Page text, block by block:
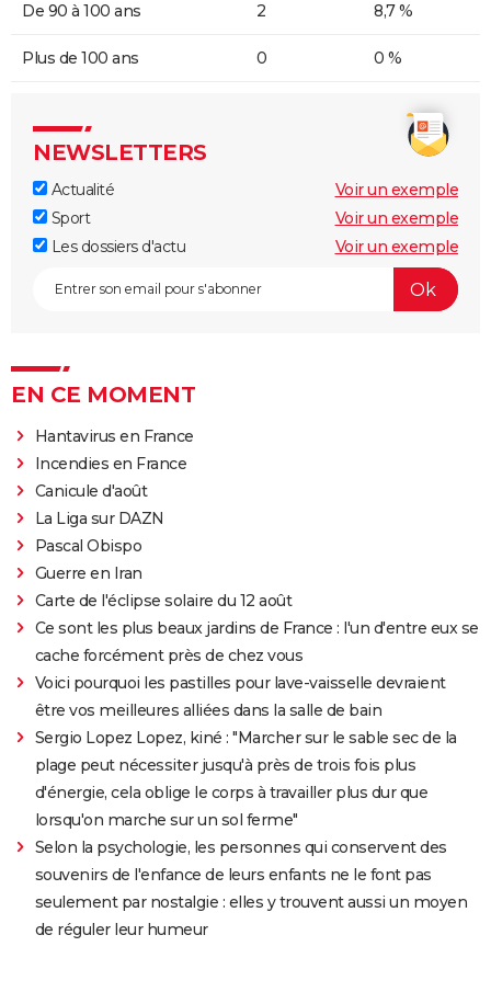
De 90 à 100 ans 2 8,7 %
Plus de 100 ans 0 0 %
NEWSLETTERS
Actualité
Voir un exemple
Sport
Voir un exemple
Les dossiers d'actu
Voir un exemple
EN CE MOMENT
Hantavirus en France
Incendies en France
Canicule d'août
La Liga sur DAZN
Pascal Obispo
Guerre en Iran
Carte de l'éclipse solaire du 12 août
Ce sont les plus beaux jardins de France : l'un d'entre eux se
cache forcément près de chez vous
Voici pourquoi les pastilles pour lave-vaisselle devraient
être vos meilleures alliées dans la salle de bain
Sergio Lopez Lopez, kiné : "Marcher sur le sable sec de la
plage peut nécessiter jusqu'à près de trois fois plus
d'énergie, cela oblige le corps à travailler plus dur que
lorsqu'on marche sur un sol ferme"
Selon la psychologie, les personnes qui conservent des
souvenirs de l'enfance de leurs enfants ne le font pas
seulement par nostalgie : elles y trouvent aussi un moyen
de réguler leur humeur